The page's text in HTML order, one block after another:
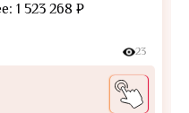
1 523 268 ₽
23